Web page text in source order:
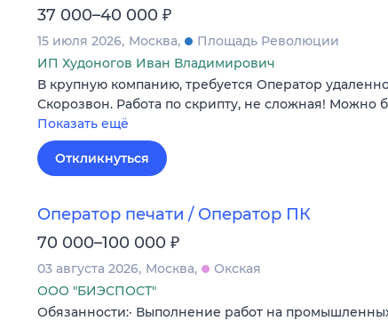
37 000–40 000 ₽
15 июля 2026 Москва
Площадь Революции
ИП Худоногов Иван Владимирович
В крупную компанию, требуется Оператор
Скорозвон. Работа по скрипту, не сложная! Можно
Показать ещё
Откликнуться
Оператор печати / Оператор ПК
70 000–100 000 ₽
03 августа 2026 Москва
Окская
ООО "БИЭСПОСТ"
Обязанности:· Выполнение работ на